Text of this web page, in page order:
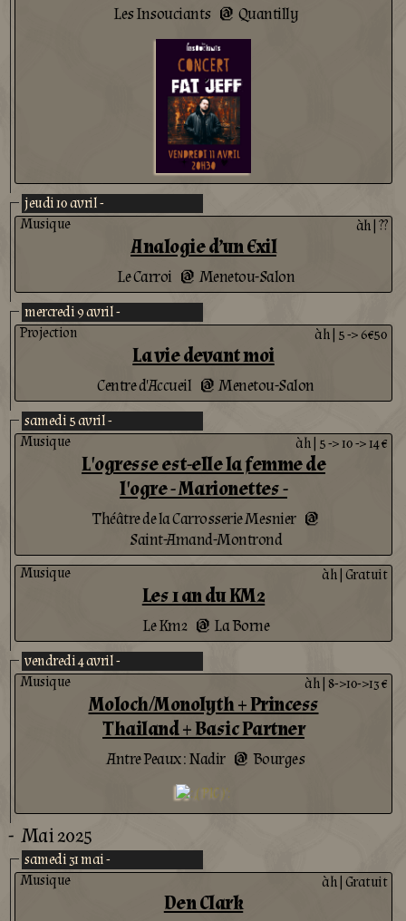
Les Insouciants @ Quantilly
jeudi 10 avril -
Musique
Analogie d’un Exil
Le Carroi @ Menetou-Salon
àh|??
mercredi 9 avril -
Projection
La vie devant moi
Centre d'Accueil @ Menetou-Salon
àh| 5 -> 6€50
samedi 5 avril -
Musique
L'ogresse est-elle la femme de
l'ogre - Marionettes -
Théâtre de la Carrosserie Mesnier @
Saint-Amand-Montrond
àh| 5 -> 10 -> 14 €
Musique
Les 1 an du KM2
Le Km2 @ La Borne
àh|Gratuit
vendredi 4 avril -
Musique
Moloch/Monolyth + Princess
Thailand + Basic Partner
Antre Peaux : Nadir @ Bourges
àh|8->10->13 €
- Mai 2025
samedi 31 mai -
Musique
Den Clark
àh|Gratuit